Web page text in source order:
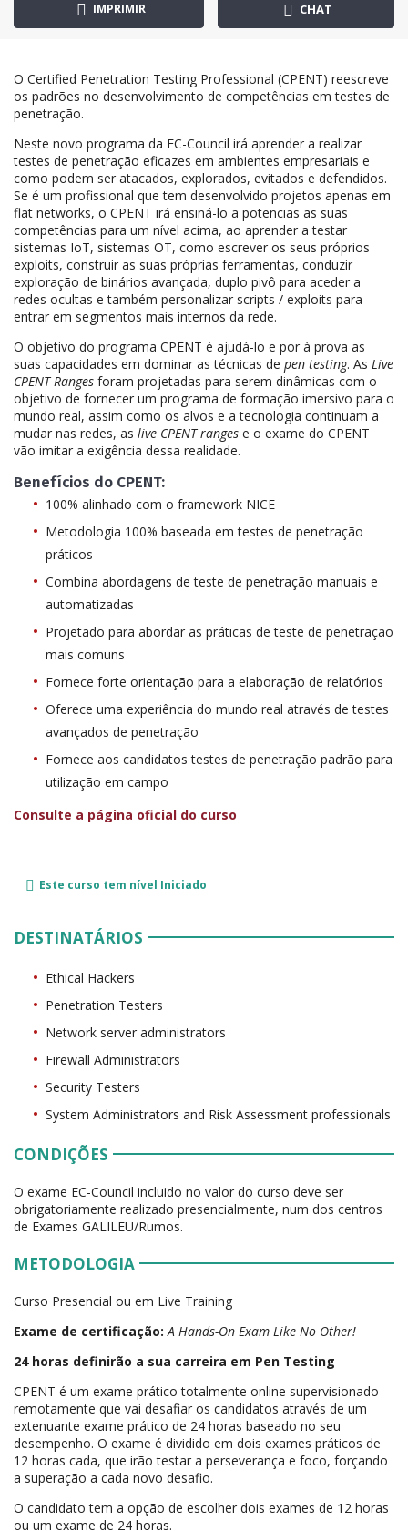
IMPRIMIR CHAT
O Certified Penetration Testing Professional (CPENT) reescreve
os padrões no desenvolvimento de competências em testes de
penetração.
Neste novo programa da EC-Council irá aprender a realizar
testes de penetração eficazes em ambientes empresariais e
como podem ser atacados, explorados, evitados e defendidos.
Se é um profissional que tem desenvolvido projetos apenas em
flat networks, o CPENT irá ensiná-lo a potencias as suas
competências para um nível acima, ao aprender a testar
sistemas IoT, sistemas OT, como escrever os seus próprios
exploits, construir as suas próprias ferramentas, conduzir
exploração de binários avançada, duplo pivô para aceder a
redes ocultas e também personalizar scripts / exploits para
entrar em segmentos mais internos da rede.
O objetivo do programa CPENT é ajudá-lo e por à prova as
suas capacidades em dominar as técnicas de pen testing. As Live
CPENT Ranges foram projetadas para serem dinâmicas com o
objetivo de fornecer um programa de formação imersivo para o
mundo real, assim como os alvos e a tecnologia continuam a
mudar nas redes, as live CPENT ranges e o exame do CPENT
vão imitar a exigência dessa realidade.
Benefícios do CPENT:
100% alinhado com o framework NICE
Metodologia 100% baseada em testes de penetração
práticos
Combina abordagens de teste de penetração manuais e
automatizadas
Projetado para abordar as práticas de teste de penetração
mais comuns
Fornece forte orientação para a elaboração de relatórios
Oferece uma experiência do mundo real através de testes
avançados de penetração
Fornece aos candidatos testes de penetração padrão para
utilização em campo
Consulte a página oficial do curso
Este curso tem nível Iniciado
DESTINATÁRIOS
Ethical Hackers
Penetration Testers
Network server administrators
Firewall Administrators
Security Testers
System Administrators and Risk Assessment professionals
CONDIÇÕES
O exame EC-Council incluido no valor do curso deve ser
obrigatoriamente realizado presencialmente, num dos centros
de Exames GALILEU/Rumos.
METODOLOGIA
Curso Presencial ou em Live Training
Exame de certificação: A Hands-On Exam Like No Other!
24 horas definirão a sua carreira em Pen Testing
CPENT é um exame prático totalmente online supervisionado
remotamente que vai desafiar os candidatos através de um
extenuante exame prático de 24 horas baseado no seu
desempenho. O exame é dividido em dois exames práticos de
12 horas cada, que irão testar a perseverança e foco, forçando
a superação a cada novo desafio.
O candidato tem a opção de escolher dois exames de 12 horas
ou um exame de 24 horas.